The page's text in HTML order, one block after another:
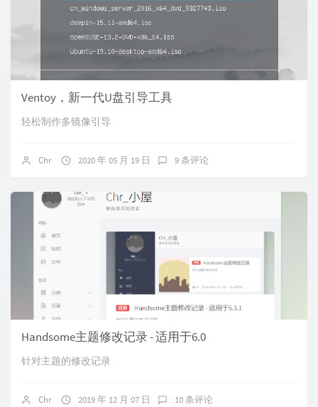
Ventoy，新一代U盘引导工具
轻松制作多镜像引导
Chr 2020 年 05 月 19 日 9 条评论
Handsome主题修改记录 - 适用于6.0
针对主题的修改记录
Chr 2019 年 12 月 07 日 10 条评论